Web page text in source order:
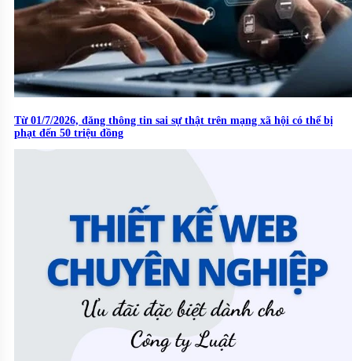
Từ 01/7/2026, đăng thông tin sai sự thật trên mạng xã hội có thể bị
phạt đến 50 triệu đồng